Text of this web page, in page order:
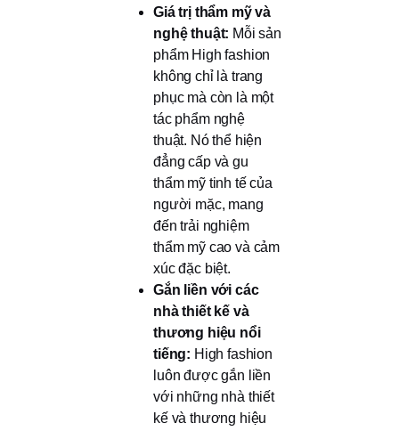
Giá trị thẩm mỹ và
nghệ thuật: Mỗi sản
phẩm High fashion
không chỉ là trang
phục mà còn là một
tác phẩm nghệ
thuật. Nó thể hiện
đẳng cấp và gu
thẩm mỹ tinh tế của
người mặc, mang
đến trải nghiệm
thẩm mỹ cao và cảm
xúc đặc biệt.
Gắn liền với các
nhà thiết kế và
thương hiệu nổi
tiếng: High fashion
luôn được gắn liền
với những nhà thiết
kế và thương hiệu